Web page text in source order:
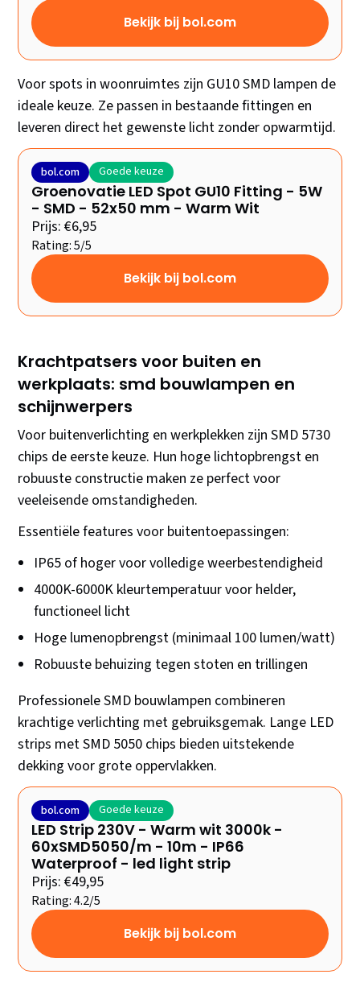
Bekijk bij bol.com
Voor spots in woonruimtes zijn GU10 SMD lampen de
ideale keuze. Ze passen in bestaande fittingen en
leveren direct het gewenste licht zonder opwarmtijd.
bol.com Goede keuze
Groenovatie LED Spot GU10 Fitting - 5W
- SMD - 52x50 mm - Warm Wit
Prijs: €6,95
Rating: 5/5
Bekijk bij bol.com
Krachtpatsers voor buiten en
werkplaats: smd bouwlampen en
schijnwerpers
Voor buitenverlichting en werkplekken zijn SMD 5730
chips de eerste keuze. Hun hoge lichtopbrengst en
robuuste constructie maken ze perfect voor
veeleisende omstandigheden.
Essentiële features voor buitentoepassingen:
IP65 of hoger voor volledige weerbestendigheid
4000K-6000K kleurtemperatuur voor helder,
functioneel licht
Hoge lumenopbrengst (minimaal 100 lumen/watt)
Robuuste behuizing tegen stoten en trillingen
Professionele SMD bouwlampen combineren
krachtige verlichting met gebruiksgemak. Lange LED
strips met SMD 5050 chips bieden uitstekende
dekking voor grote oppervlakken.
bol.com Goede keuze
LED Strip 230V - Warm wit 3000k -
60xSMD5050/m - 10m - IP66
Waterproof - led light strip
Prijs: €49,95
Rating: 4.2/5
Bekijk bij bol.com